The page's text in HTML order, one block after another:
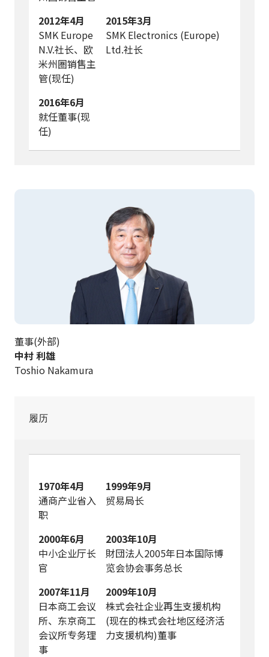
2012年4月
SMK Europe
N.V.社长、欧
米州圏销售主
管(现任)
2015年3月
SMK Electronics (Europe)
Ltd.社长
2016年6月
就任董事(现
任)
董事(外部)
中村 利雄
Toshio Nakamura
履历
1970年4月
通商产业省入
职
1999年9月
贸易局长
2000年6月
中小企业厅长
官
2003年10月
財団法人2005年日本国际博
览会协会事务总长
2007年11月
日本商工会议
所、东京商工
会议所专务理
事
2009年10月
株式会社企业再生支援机构
(现在的株式会社地区经济活
力支援机构)董事